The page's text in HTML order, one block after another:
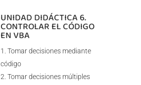
UNIDAD DIDÁCTICA 6.
CONTROLAR EL CÓDIGO
EN VBA
Tomar decisiones mediante
código
Tomar decisiones múltiples